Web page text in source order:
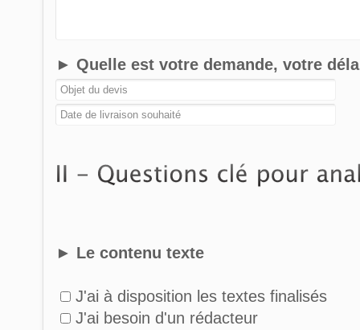
► Quelle est votre demande, votre
► Le contenu texte
J'ai à disposition les textes finalisés
J'ai besoin d'un rédacteur